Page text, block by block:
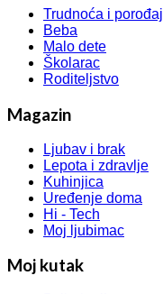
Trudnoća i porođaj
Beba
Malo dete
Školarac
Roditeljstvo
Magazin
Ljubav i brak
Lepota i zdravlje
Kuhinjica
Uređenje doma
Hi - Tech
Moj ljubimac
Moj kutak